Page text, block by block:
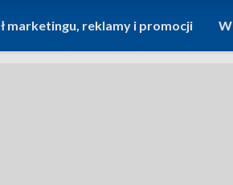
marketingu, reklamy i promocji